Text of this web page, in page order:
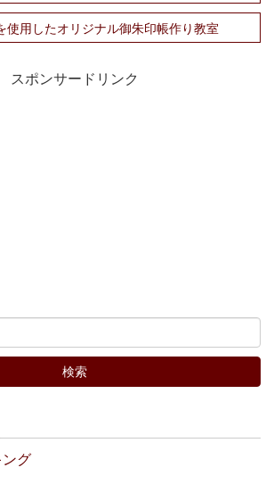
使用したオリジナル御朱印帳作り教室
スポンサードリンク
グ